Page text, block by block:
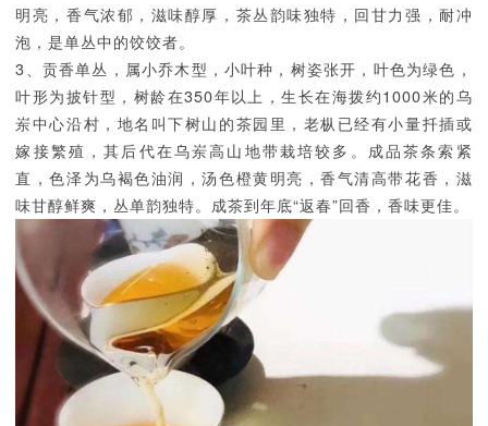
明亮，香气浓郁，滋味醇厚，茶丛韵味独特，回甘力强，耐冲
泡，是单丛中的饺饺者。
3、贡香单丛，属小乔木型，小叶种，树姿张开，叶色为绿色，
叶形为披针型，树龄在350年以上，生长在海拨约1000米的乌
岽中心沿村，地名叫下树山的茶园里，老枞已经有小量扦插或
嫁接繁殖，其后代在乌岽高山地带栽培较多。成品茶条索紧
直，色泽为乌褐色油润，汤色橙黄明亮，香气清高带花香，滋
味甘醇鲜爽，丛单韵独特。成茶到年底“返春”回香，香味更佳。